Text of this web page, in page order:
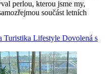
perlou, kterou jsme my,
součást letních
Turistika Lifestyle Dovolená s